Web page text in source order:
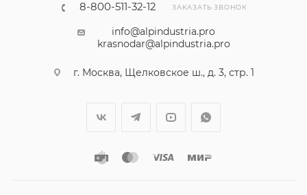
8-800-511-32-12 ЗАКАЗАТЬ ЗВОНОК
info@alpindustria.pro
krasnodar@alpindustria.pro
г. Москва, Щелковское ш., д. 3, стр. 1